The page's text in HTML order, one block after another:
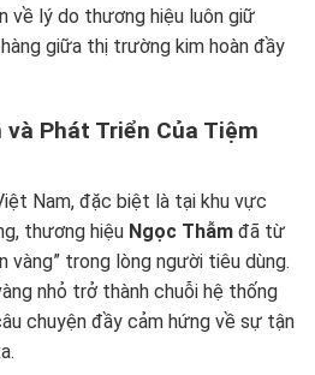
về lý do thương hiệu luôn giữ
giữa thị trường kim hoàn đầy
Phát Triển Của Tiệm
Nam, đặc biệt là tại khu vực
thương hiệu Ngọc Thẫm đã từ
vàng” trong lòng người tiêu dùng.
nhỏ trở thành chuỗi hệ thống
chuyện đầy cảm hứng về sự tận